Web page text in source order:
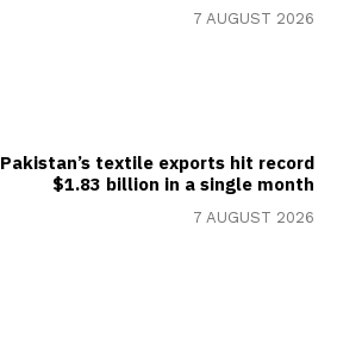
7 AUGUST 2026
Pakistan’s textile exports hit record
$1.83 billion in a single month
7 AUGUST 2026